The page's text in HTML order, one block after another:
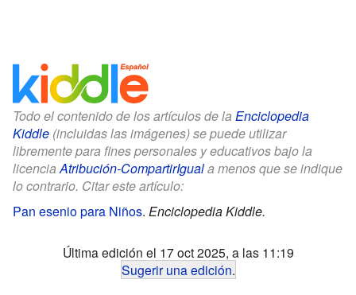
Todo el contenido de los artículos de la Enciclopedia
Kiddle (incluidas las imágenes) se puede utilizar
libremente para fines personales y educativos bajo la
licenciaAtribución-CompartirIguala menos que se indique
lo contrario. Citar este artículo:
Pan esenio para Niños. Enciclopedia Kiddle.
Última edición el 17 oct 2025, a las 11:19
Sugerir una edición.